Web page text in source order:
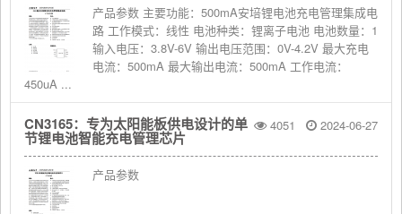
产品参数 主要功能：500mA安培锂电池充电管理集成电
路 工作模式：线性 电池种类：锂离子电池 电池数量：1
输入电压：3.8V-6V 输出电压范围：0V-4.2V 最大充电
电流：500mA 最大输出电流：500mA 工作电流：
450uA ...
4051 2024-06-27
CN3165：专为太阳能板供电设计的单
节锂电池智能充电管理芯片
产品参数